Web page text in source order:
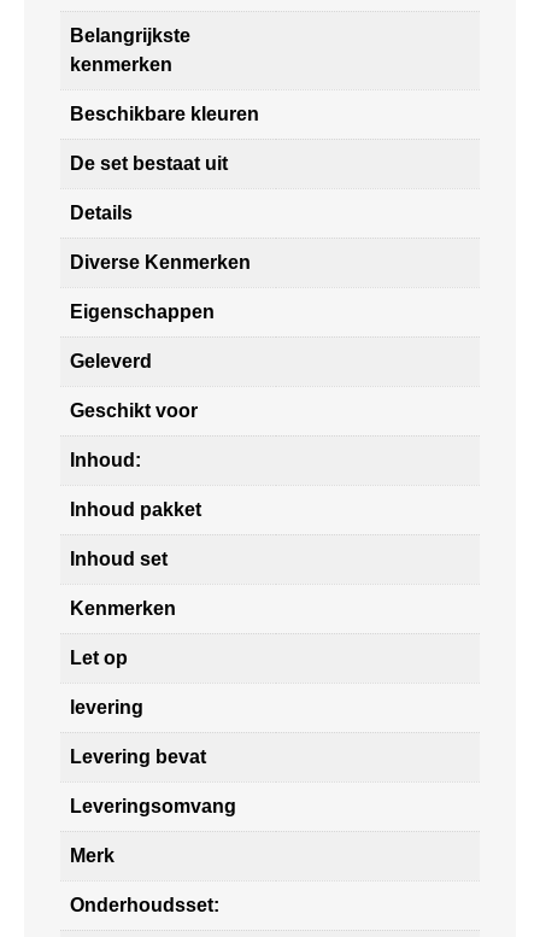
Belangrijkste
kenmerken
Beschikbare kleuren
De set bestaat uit
Details
Diverse Kenmerken
Eigenschappen
Geleverd
Geschikt voor
Inhoud:
Inhoud pakket
Inhoud set
Kenmerken
Let op
levering
Levering bevat
Leveringsomvang
Merk
Onderhoudsset: